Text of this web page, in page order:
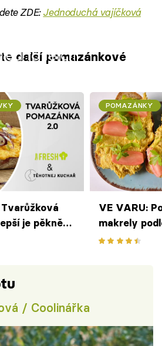
ZDE:Jednoduchá vajíčková
to fetch
další pomazánkové
je pěkně
POMAZÁNKY
VE VARU:
makrely
/ Coolinářka